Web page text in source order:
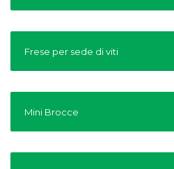
Frese per sede di viti
Mini Brocce